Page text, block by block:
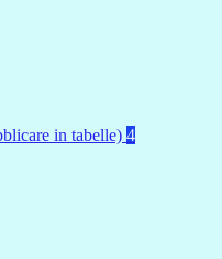
in tabelle) 4